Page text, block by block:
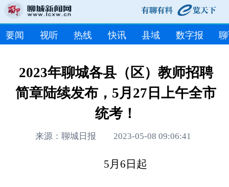
要闻 视听 热线 快讯 县域 数字报
2023年聊城各县（区）教师招聘
简章陆续发布，5月27日上午全市
统考！
来源：聊城日报 2023-05-08 09:06:41
5月6日起